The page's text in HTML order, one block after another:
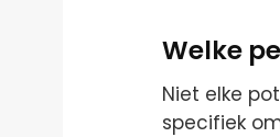
Welke
Niet elke
specifiek